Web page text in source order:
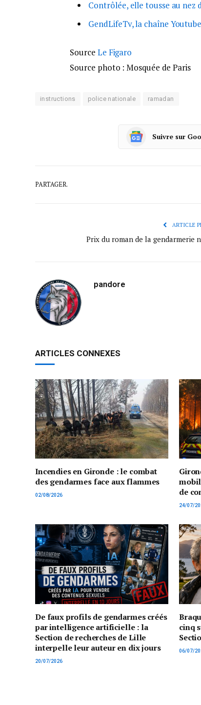
Contrôlée, elle tousse au nez
GendLifeTv, la chaîne
Source Le Figaro
Source photo : Mosquée de Paris
instructions police nationale ramadan
Suivre sur
PARTAGER.
ARTICLE
Prix du roman de la gendarmerie
pandore
ARTICLES CONNEXES
Incendies en Gironde : le combat
des gendarmes face aux flammes
02/08/2026
de
24/07/
De faux profils de gendarmes créés
par intelligence artificielle : la
Section de recherches de Lille
interpelle leur auteur en dix jours
20/07/2026
cinq
06/07/